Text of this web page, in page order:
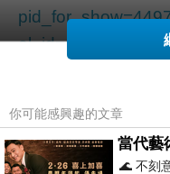
☆2.5公斤澳洲純羊毛
☆100%澳洲羊毛認證
你可能感興趣的文章
🌊 不刻